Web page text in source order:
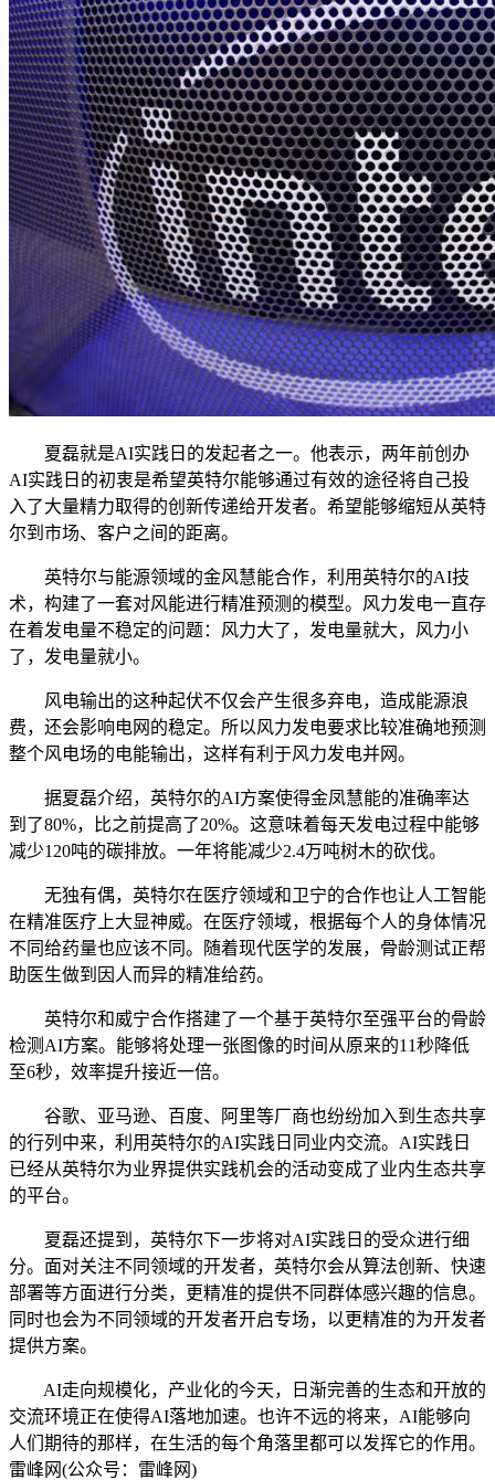
夏磊就是AI实践日的发起者之一。他表示，两年前创办
AI实践日的初衷是希望英特尔能够通过有效的途径将自己投
入了大量精力取得的创新传递给开发者。希望能够缩短从英特
尔到市场、客户之间的距离。
英特尔与能源领域的金风慧能合作，利用英特尔的AI技
术，构建了一套对风能进行精准预测的模型。风力发电一直存
在着发电量不稳定的问题：风力大了，发电量就大，风力小
了，发电量就小。
风电输出的这种起伏不仅会产生很多弃电，造成能源浪
费，还会影响电网的稳定。所以风力发电要求比较准确地预测
整个风电场的电能输出，这样有利于风力发电并网。
据夏磊介绍，英特尔的AI方案使得金凤慧能的准确率达
到了80%，比之前提高了20%。这意味着每天发电过程中能够
减少120吨的碳排放。一年将能减少2.4万吨树木的砍伐。
无独有偶，英特尔在医疗领域和卫宁的合作也让人工智能
在精准医疗上大显神威。在医疗领域，根据每个人的身体情况
不同给药量也应该不同。随着现代医学的发展，骨龄测试正帮
助医生做到因人而异的精准给药。
英特尔和威宁合作搭建了一个基于英特尔至强平台的骨龄
检测AI方案。能够将处理一张图像的时间从原来的11秒降低
至6秒，效率提升接近一倍。
谷歌、亚马逊、百度、阿里等厂商也纷纷加入到生态共享
的行列中来，利用英特尔的AI实践日同业内交流。AI实践日
已经从英特尔为业界提供实践机会的活动变成了业内生态共享
的平台。
夏磊还提到，英特尔下一步将对AI实践日的受众进行细
分。面对关注不同领域的开发者，英特尔会从算法创新、快速
部署等方面进行分类，更精准的提供不同群体感兴趣的信息。
同时也会为不同领域的开发者开启专场，以更精准的为开发者
提供方案。
AI走向规模化，产业化的今天，日渐完善的生态和开放的
交流环境正在使得AI落地加速。也许不远的将来，AI能够向
人们期待的那样，在生活的每个角落里都可以发挥它的作用。
雷峰网(公众号：雷峰网)